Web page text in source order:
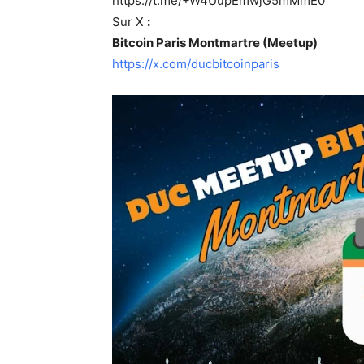
Sur X :
Bitcoin Paris Montmartre (Meetup)
https://x.com/ducbitcoinparis